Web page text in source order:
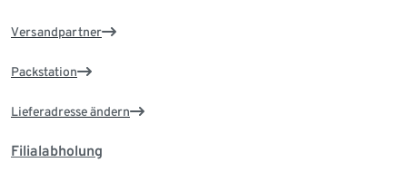
Versandpartner
Packstation
Lieferadresse ändern
Filialabholung